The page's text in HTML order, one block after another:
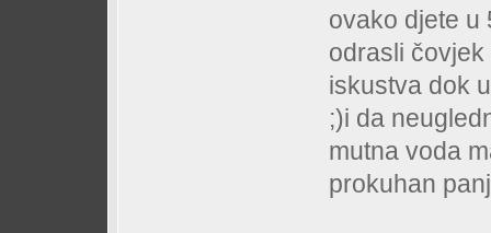
ovako djete u
odrasli
iskustva dok
;)i da
mutna voda
prokuhan